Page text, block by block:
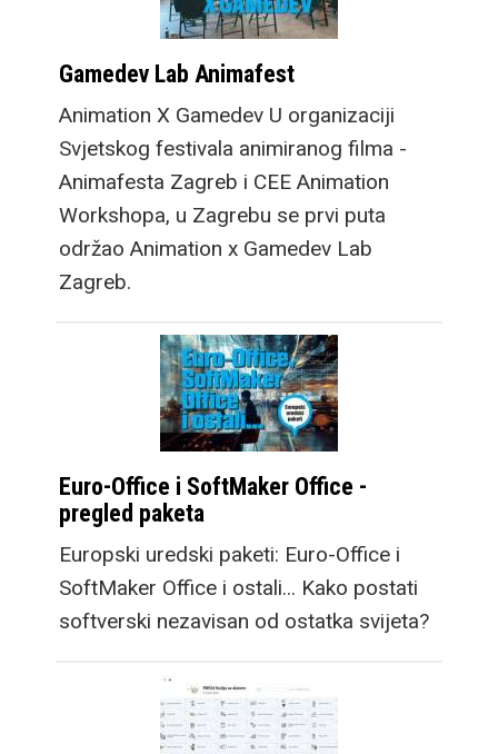
Gamedev Lab Animafest
Animation X Gamedev U organizaciji
Svjetskog festivala animiranog filma -
Animafesta Zagreb i CEE Animation
Workshopa, u Zagrebu se prvi puta
održao Animation x Gamedev Lab
Zagreb.
Euro-Office i SoftMaker Office -
pregled paketa
Europski uredski paketi: Euro-Office i
SoftMaker Office i ostali... Kako postati
softverski nezavisan od ostatka svijeta?